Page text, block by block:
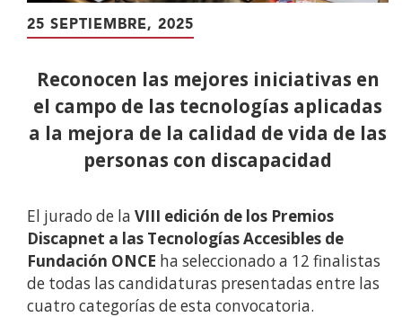
25 SEPTIEMBRE, 2025
Reconocen las mejores iniciativas en
el campo de las tecnologías aplicadas
a la mejora de la calidad de vida de las
personas con discapacidad
El jurado de la VIII edición de los Premios
Discapnet a las Tecnologías Accesibles de
Fundación ONCE ha seleccionado a 12 finalistas
de todas las candidaturas presentadas entre las
cuatro categorías de esta convocatoria.